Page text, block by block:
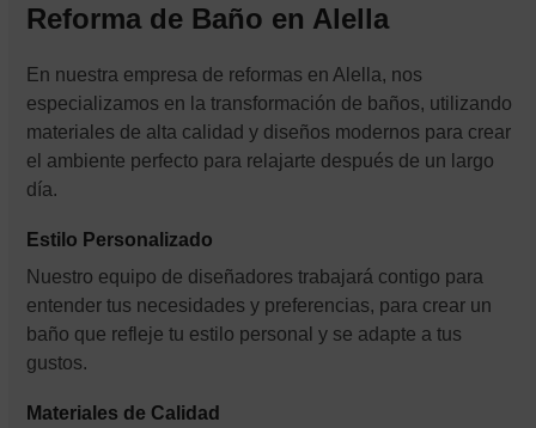
Reforma de Baño en Alella
En nuestra empresa de reformas en Alella, nos
especializamos en la transformación de baños, utilizando
materiales de alta calidad y diseños modernos para crear
el ambiente perfecto para relajarte después de un largo
día.
Estilo Personalizado
Nuestro equipo de diseñadores trabajará contigo para
entender tus necesidades y preferencias, para crear un
baño que refleje tu estilo personal y se adapte a tus
gustos.
Materiales de Calidad